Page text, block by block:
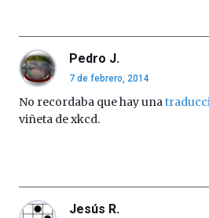
Pedro J.
7 de febrero, 2014
No recordaba que hay una
viñeta de xkcd.
Jesús R.